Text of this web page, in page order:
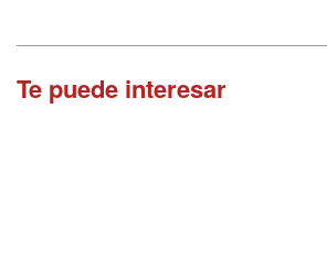
Te puede interesar